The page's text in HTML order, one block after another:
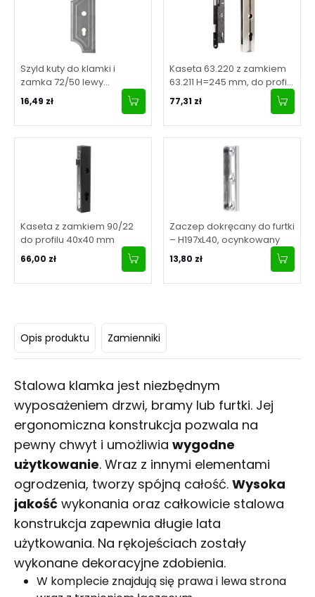
Szyld kuty do klamki i
zamka 72/50 lewy
H272xL110x2,5 mm
16,49 zł
Kaseta 63.220 z zamkiem
63.211 H=245 mm, do profilu
50x30 mm
77,31 zł
Kaseta z zamkiem 90/22
do profilu 40x40 mm
66,00 zł
Zaczep dokręcany do furtki
– H197xL40, ocynkowany
13,80 zł
Opis produktu Zamienniki
Stalowa klamka jest niezbędnym
wyposażeniem drzwi, bramy lub furtki. Jej
ergonomiczna konstrukcja pozwala na
pewny chwyt i umożliwia wygodne
użytkowanie. Wraz z innymi elementami
ogrodzenia, tworzy spójną całość. Wysoka
jakość wykonania oraz całkowicie stalowa
konstrukcja zapewnia długie lata
użytkowania. Na rękojeściach zostały
wykonane dekoracyjne zdobienia.
W komplecie znajdują się prawa i lewa strona